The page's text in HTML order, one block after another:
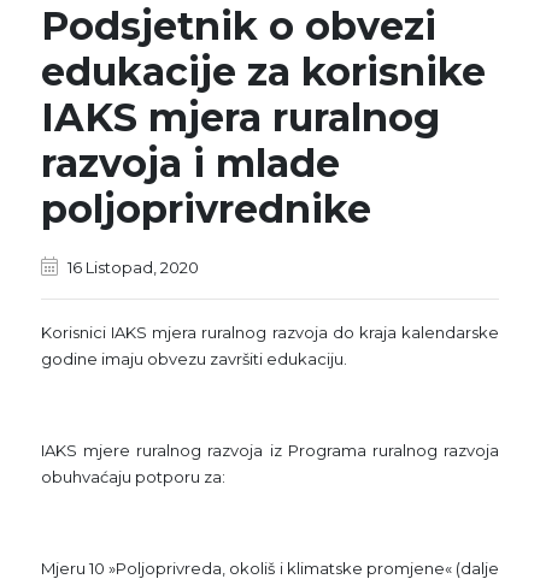
Podsjetnik o obvezi
edukacije za korisnike
IAKS mjera ruralnog
razvoja i mlade
poljoprivrednike
16 Listopad, 2020
Korisnici IAKS mjera ruralnog razvoja do kraja kalendarske
godine imaju obvezu završiti edukaciju.
IAKS mjere ruralnog razvoja iz Programa ruralnog razvoja
obuhvaćaju potporu za:
Mjeru 10 »Poljoprivreda, okoliš i klimatske promjene« (dalje